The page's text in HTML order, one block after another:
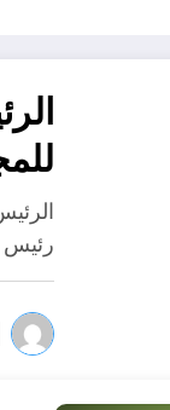
رئيس